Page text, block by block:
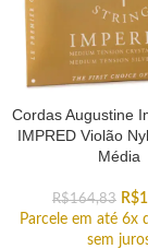
Cordas Augustine
IMPRED Violão
Média
R$164,83 R$
Parcele em até 6x
sem